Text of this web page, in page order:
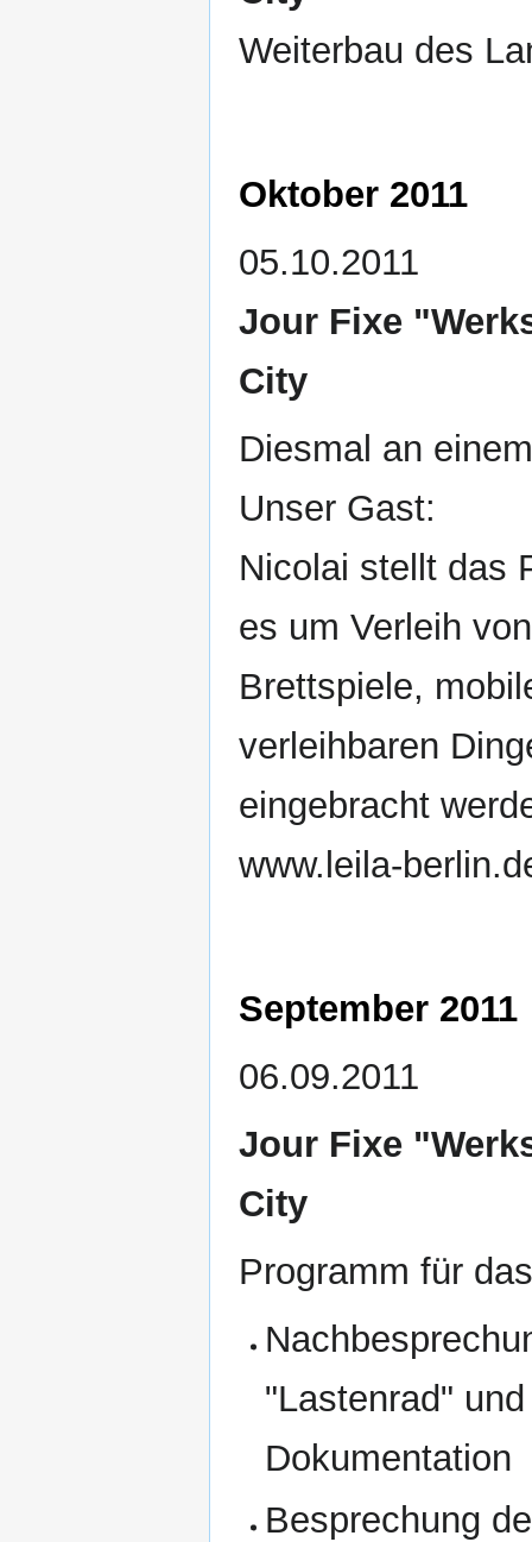
Weiterbau des
Oktober 2011
05.10.2011
Jour Fixe
City
Diesmal an
Unser Gast:
Nicolai stellt das
es um Verleih
Brettspiele,
verleihbaren
eingebracht
www.leila-
September 2011
06.09.2011
Jour Fixe
City
Programm für
"Lastenrad"
Dokumentation
Besprechung